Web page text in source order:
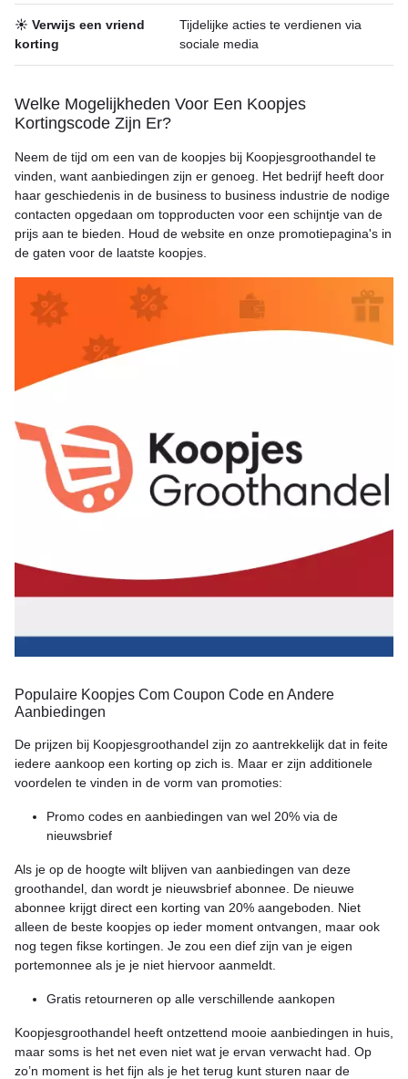
☀️ Verwijs een vriend
korting
Tijdelijke acties te verdienen via
sociale media
Welke Mogelijkheden Voor Een Koopjes
Kortingscode Zijn Er?
Neem de tijd om een van de koopjes bij Koopjesgroothandel te
vinden, want aanbiedingen zijn er genoeg. Het bedrijf heeft door
haar geschiedenis in de business to business industrie de nodige
contacten opgedaan om topproducten voor een schijntje van de
prijs aan te bieden. Houd de website en onze promotiepagina's in
de gaten voor de laatste koopjes.
Populaire Koopjes Com Coupon Code en Andere
Aanbiedingen
De prijzen bij Koopjesgroothandel zijn zo aantrekkelijk dat in feite
iedere aankoop een korting op zich is. Maar er zijn additionele
voordelen te vinden in de vorm van promoties:
Promo codes en aanbiedingen van wel 20% via de
nieuwsbrief
Als je op de hoogte wilt blijven van aanbiedingen van deze
groothandel, dan wordt je nieuwsbrief abonnee. De nieuwe
abonnee krijgt direct een korting van 20% aangeboden. Niet
alleen de beste koopjes op ieder moment ontvangen, maar ook
nog tegen fikse kortingen. Je zou een dief zijn van je eigen
portemonnee als je je niet hiervoor aanmeldt.
Gratis retourneren op alle verschillende aankopen
Koopjesgroothandel heeft ontzettend mooie aanbiedingen in huis,
maar soms is het net even niet wat je ervan verwacht had. Op
zo’n moment is het fijn als je het terug kunt sturen naar de